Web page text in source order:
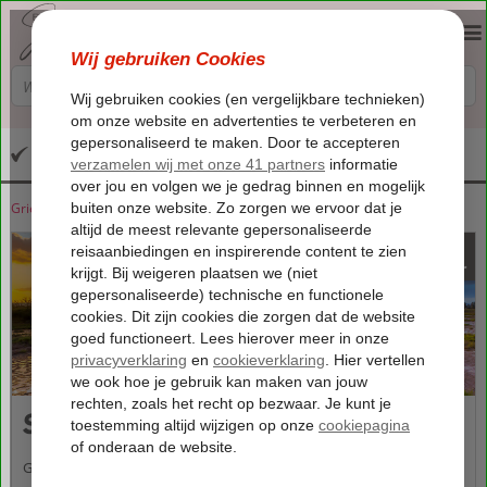
Altijd inclusief huurauto
Home
Griekenland Lesbos Lesbos Skala Kalloni
1300 p.p.
Skala Kalloni
Ga op reis naar het pittoreske vissersdorpje Skala Kalloni voor een